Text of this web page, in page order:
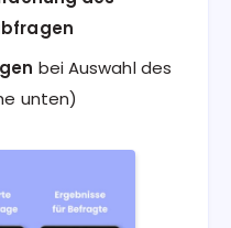
bei Auswahl des
unten)